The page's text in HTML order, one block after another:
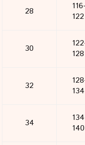
28
116-
122
30
128
32
134
34
140